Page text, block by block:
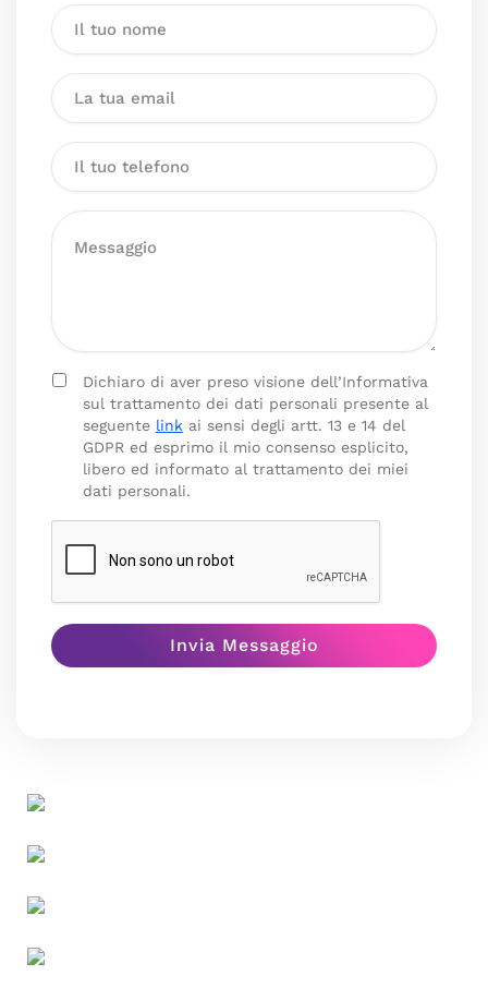
Dichiaro di aver preso visione dell’Informativa
sul trattamento dei dati personali presente al
seguente link ai sensi degli artt. 13 e 14 del
GDPR ed esprimo il mio consenso esplicito,
libero ed informato al trattamento dei miei
dati personali.